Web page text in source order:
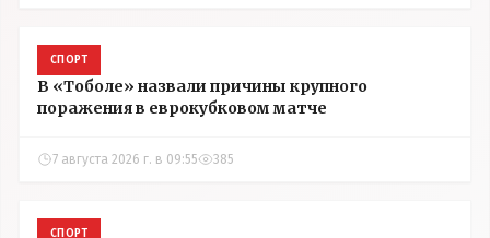
СПОРТ
В «Тоболе» назвали причины крупного
поражения в еврокубковом матче
7 августа 2026 г. в 09:55 385
СПОРТ